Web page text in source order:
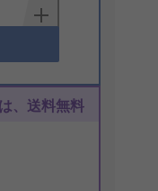
、送料無料